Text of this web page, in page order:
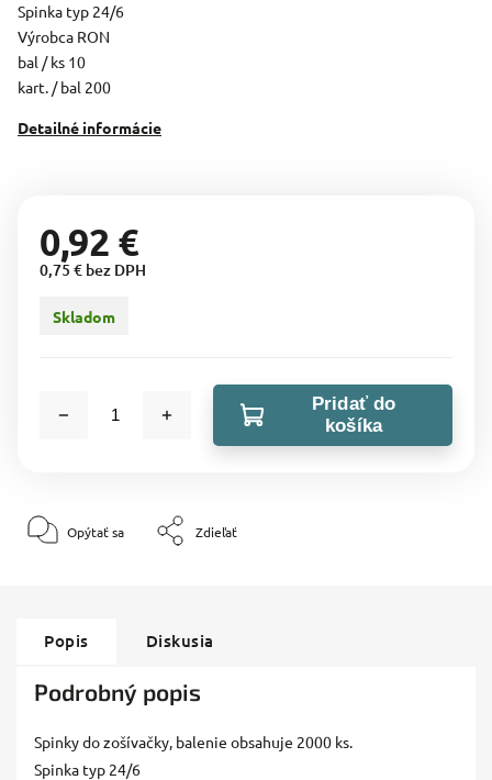
Spinka typ 24/6
Výrobca RON
bal / ks 10
kart. / bal 200
Detailné informácie
0,92 €
0,75 € bez DPH
Skladom
Pridať do
košíka
Opýtať sa Zdieľať
Popis Diskusia
Podrobný popis
Spinky do zošívačky, balenie obsahuje 2000 ks.
Spinka typ 24/6